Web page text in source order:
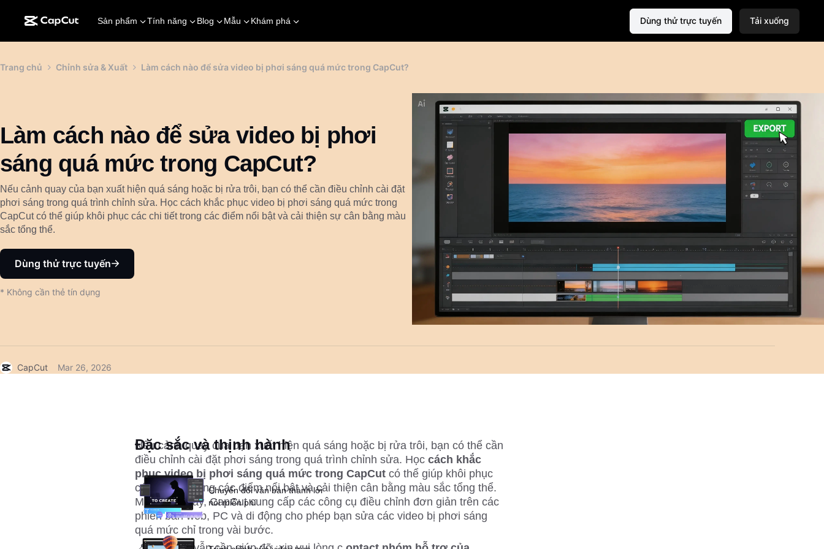
Sản phẩm Tính năng Blog Mẫu Khám phá Dùng thử trực tuyến Tải xuống
Trang chủ Chỉnh sửa & Xuất Làm cách nào để sửa video bị phơi sáng quá mức trong CapCut?
Làm cách nào để sửa video bị phơi
sáng quá mức trong CapCut?
Nếu cảnh quay của bạn xuất hiện quá sáng hoặc bị rửa trôi, bạn có thể cần điều chỉnh cài đặt
phơi sáng trong quá trình chỉnh sửa. Học cách khắc phục video bị phơi sáng quá mức trong
CapCut có thể giúp khôi phục các chi tiết trong các điểm nổi bật và cải thiện sự cân bằng màu
sắc tổng thể.
Dùng thử trực tuyến
* Không cần thẻ tín dụng
CapCut Mar 26, 2026
Nếu cảnh quay của bạn xuất hiện quá sáng hoặc bị rửa trôi, bạn có thể cần
điều chỉnh cài đặt phơi sáng trong quá trình chỉnh sửa. Học cách khắc
phục video bị phơi sáng quá mức trong CapCut có thể giúp khôi phục
các chi tiết trong các điểm nổi bật và cải thiện cân bằng màu sắc tổng thể.
May mắn thay, CapCut cung cấp các công cụ điều chỉnh đơn giản trên các
phiên bản web, PC và di động cho phép bạn sửa các video bị phơi sáng
quá mức chỉ trong vài bước.
Đặc sắc và thịnh hành
Chuyển đổi văn bản thành lời
nói miễn phí